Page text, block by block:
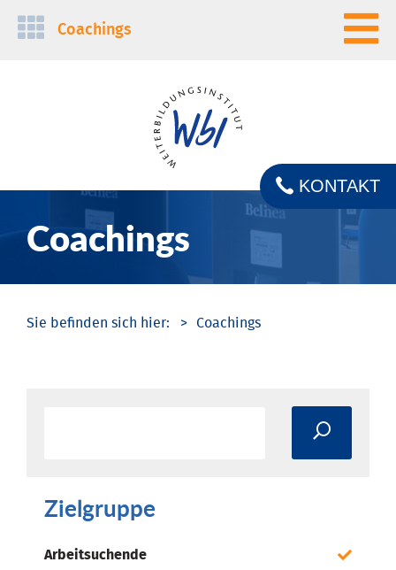
Navigation
Coachings
Coachings
KONTAKT
Coachings
Zielgruppe
Arbeitsuchende